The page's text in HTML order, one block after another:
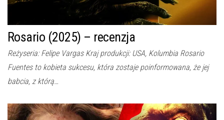
Rosario (2025) – recenzja
Reżyseria: Felipe Vargas Kraj produkcji: USA, Kolumbia Rosario
Fuentes to kobieta sukcesu, która zostaje poinformowana, że jej
babcia, z którą…